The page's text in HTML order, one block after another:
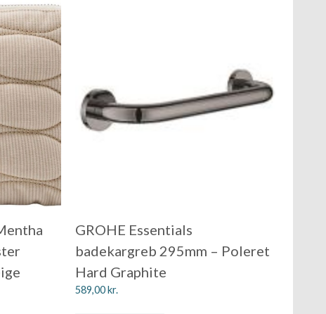
GROHE Essentials
badekargreb 295mm – Poleret
Hard Graphite
589,00kr.